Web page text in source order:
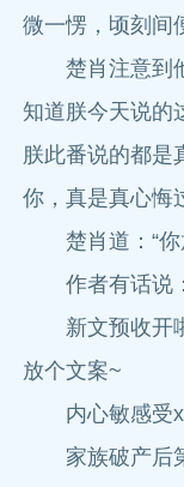
微一愣，顷刻间
楚肖注意到他
知道朕今天说的
朕此番说的都是
你，真是真心悔
楚肖道：“你
作者有话说：
新文预收开啦
放个文案~
内心敏感受x
家族破产后第